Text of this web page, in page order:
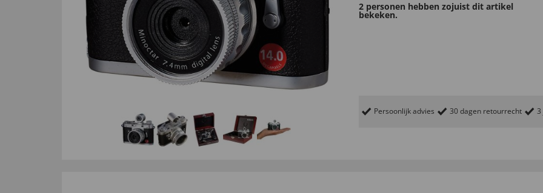
2 personen hebben zojuist dit artikel
bekeken.
Persoonlijk advies 30 dagen retourrecht 3